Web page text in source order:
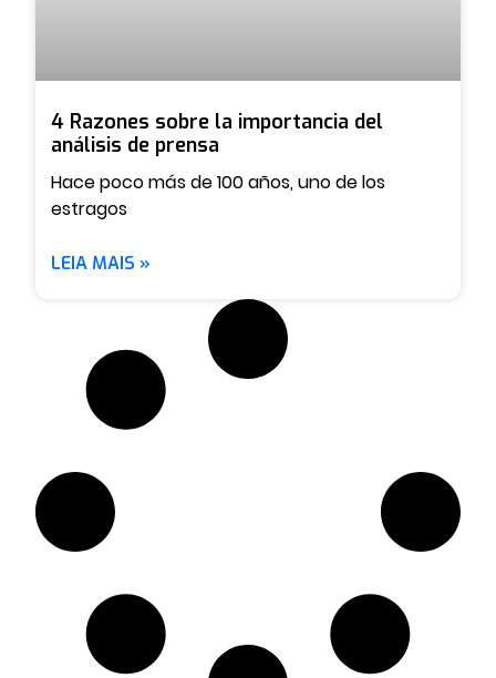
4 Razones sobre la importancia del
análisis de prensa
Hace poco más de 100 años, uno de los
estragos
LEIA MAIS »